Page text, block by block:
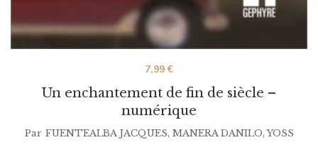
Un enchantement de fin de siècle –
numérique
7,99€
Par FUENTEALBA JACQUES, MANERA DANILO,YOSS